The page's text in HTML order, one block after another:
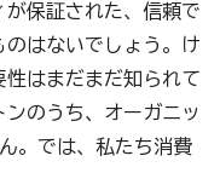
保証された、信頼で
はないでしょう。け
はまだまだ知られて
のうち、オーガニッ
。では、私たち消費